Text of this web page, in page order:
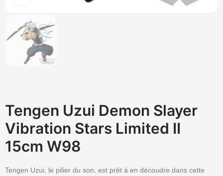
Tengen Uzui Demon Slayer
Vibration Stars Limited II
15cm W98
Tengen Uzui, le pilier du son, est prêt à en découdre dans cette